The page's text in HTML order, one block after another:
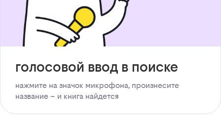
голосовой ввод в поиске
нажмите на значок микрофона, произнесите
название – и книга найдется